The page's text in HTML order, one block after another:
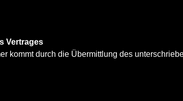
Vertrages
kommt durch die Übermittlung des